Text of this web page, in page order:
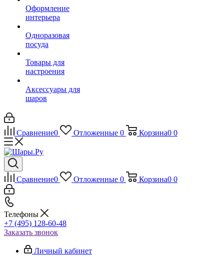
Оформление
интерьера
Одноразовая
посуда
Товары для
настроения
Аксессуары для
шаров
Сравнение0 Отложенные 0 Корзина0 0
Сравнение0 Отложенные 0 Корзина0 0
Телефоны
+7 (495) 128-60-48
Заказать звонок
Личный кабинет